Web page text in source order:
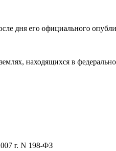
дня его официального
находящихся в
г. N 198-ФЗ